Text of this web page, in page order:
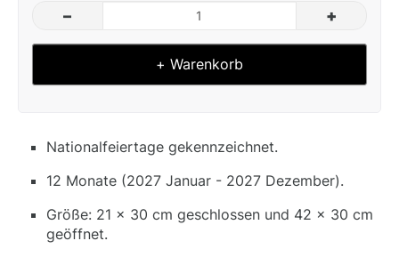
– +
+ Warenkorb
Nationalfeiertage gekennzeichnet.
12 Monate (2027 Januar - 2027 Dezember).
Größe: 21 x 30 cm geschlossen und 42 x 30 cm
geöffnet.